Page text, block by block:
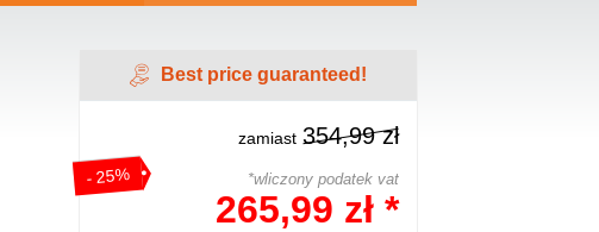
Best price guaranteed!
- 25%
zamiast 354,99 zł
*wliczony podatek vat
265,99 zł *